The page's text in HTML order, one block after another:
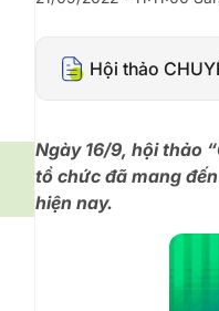
Hội thảo
Ngày 16/9, hội thảo
tổ chức đã mang
hiện nay.